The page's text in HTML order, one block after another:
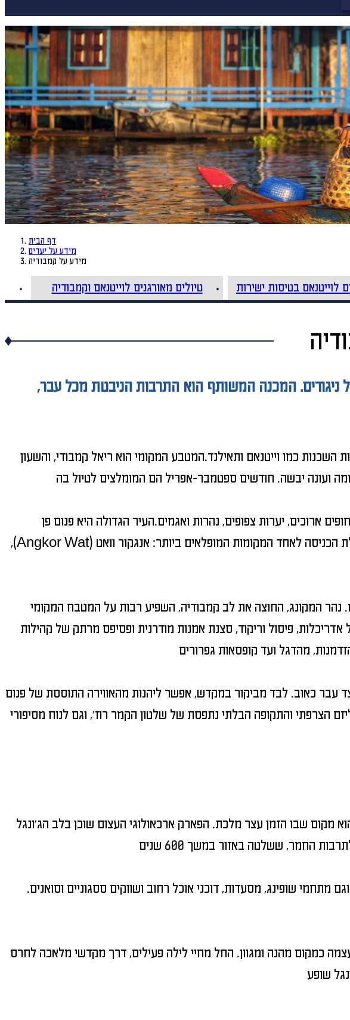
דף הבית
מידע על יעדים
מידע על קמבודיה
טיולים מאורגנים לוייטנאם וקמבודיה לוייטנאם בטיסות ישירות
ניגודים. המכנה המשותף הוא התרבות הניבטת מכל עבר,
כמו וייטנאם ותאילנד.המטבע המקומי הוא ריאל קמבודי, והשעון
ארוכים, יערות צפופים, נהרות ואגמים.העיר הגדולה היא פנום פן
הכניסה לאחד המקומות המופלאים ביותר: אנגקור וואט (Angkor Wat
),
המקונג, החוצה את לב קמבודיה, השפיע רבות על המטבח המקומי
פיסול וריקוד, סצנת אמנות מודרנית ופסיפס מרתק של קהילות
עבר כאוב. לבד מביקור במקדש, אפשר ליהנות מהאווירה התוססת של פנום
הצרפתי והתקופה הבלתי נתפסת של שלטון הקמר רוז', וגם לנוח מסיפורי
מקום שבו הזמן עצר מלכת. הפארק ארכאולוגי העצום שוכן בלב הג'ונגל
מתחמי שופינג, מסעדות, דוכני אוכל רחוב ושווקים ססגוניים וסואנים.
כמקום מהנה ומגוון. החל מחיי לילה פעילים, דרך מקדשי מלאכה לחרס